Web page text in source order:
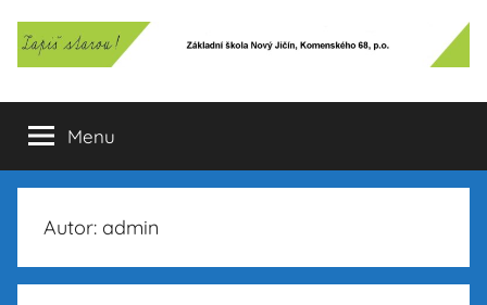
obsahu
Základní
škola
Nový
Jičín,
Menu
Autor: admin